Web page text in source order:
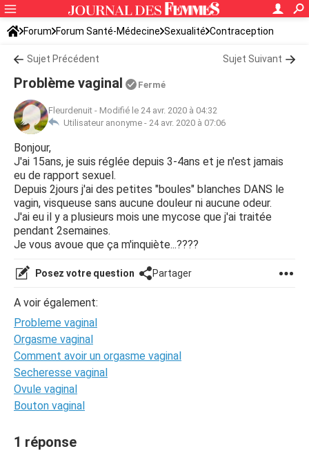
Forum Forum Santé-Médecine Sexualité Contraception
Sujet Précédent Sujet Suivant
Problème vaginal Fermé
Fleurdenuit - Modifié le 24 avr. 2020 à 04:32
Utilisateur anonyme - 24 avr. 2020 à 07:06
Bonjour,
J'ai 15ans, je suis réglée depuis 3-4ans et je n'est jamais
eu de rapport sexuel.
Depuis 2jours j'ai des petites "boules" blanches DANS le
vagin, visqueuse sans aucune douleur ni aucune odeur.
J'ai eu il y a plusieurs mois une mycose que j'ai traitée
pendant 2semaines.
Je vous avoue que ça m'inquiète...????
Posez votre question Partager
A voir également:
Probleme vaginal
Orgasme vaginal
Comment avoir un orgasme vaginal
Secheresse vaginal
Ovule vaginal
Bouton vaginal
1 réponse